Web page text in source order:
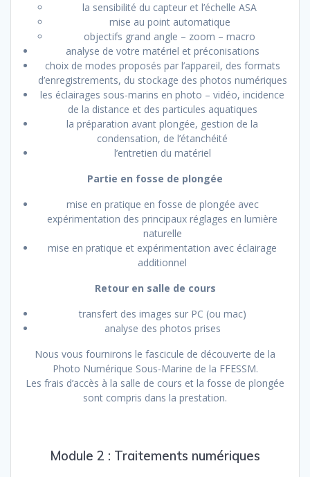
la sensibilité du capteur et l’échelle ASA
mise au point automatique
objectifs grand angle – zoom – macro
analyse de votre matériel et préconisations
choix de modes proposés par l’appareil, des formats
d’enregistrements, du stockage des photos numériques
les éclairages sous-marins en photo – vidéo, incidence
de la distance et des particules aquatiques
la préparation avant plongée, gestion de la
condensation, de l’étanchéité
l’entretien du matériel
Partie en fosse de plongée
mise en pratique en fosse de plongée avec
expérimentation des principaux réglages en lumière
naturelle
mise en pratique et expérimentation avec éclairage
additionnel
Retour en salle de cours
transfert des images sur PC (ou mac)
analyse des photos prises
Nous vous fournirons le fascicule de découverte de la
Photo Numérique Sous-Marine de la FFESSM.
Les frais d’accès à la salle de cours et la fosse de plongée
sont compris dans la prestation.
Module 2 : Traitements numériques